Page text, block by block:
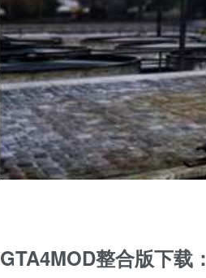
GTA4MOD整合版下载：